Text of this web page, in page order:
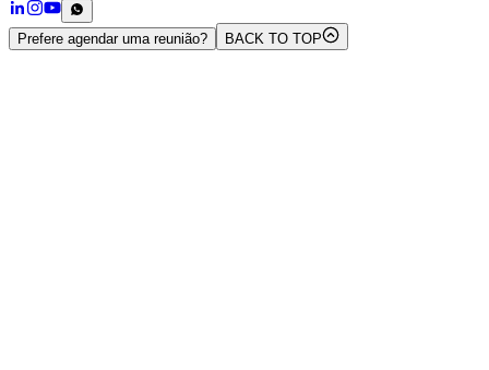
Prefere agendar uma reunião? BACK TO TOP